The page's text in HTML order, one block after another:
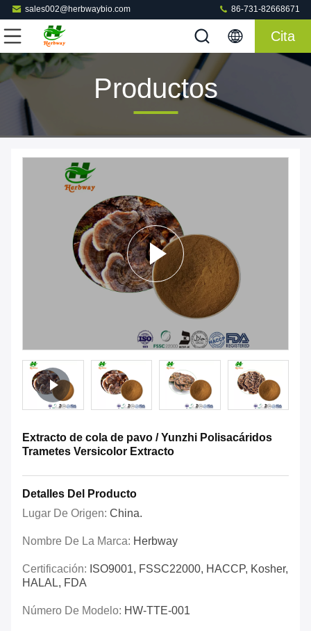
sales002@herbwaybio.com 86-731-82668671
Cita
Productos
Extracto de cola de pavo / Yunzhi Polisacáridos
Trametes Versicolor Extracto
Detalles Del Producto
Lugar De Origen: China.
Nombre De La Marca: Herbway
Certificación: ISO9001, FSSC22000, HACCP, Kosher,
HALAL, FDA
Número De Modelo: HW-TTE-001